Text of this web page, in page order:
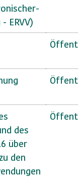
ERVV)
des
über
den